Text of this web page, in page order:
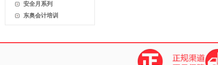
安全月系列
东奥会计培训